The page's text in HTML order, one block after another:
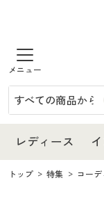
商品を探す
レディース
レディースファッ
インナー・下着
インナー・下着通
メンズ
レディース
レディース
レディース通販す
レディースファッ
インナー・下着
インナー・下着通
女性下着
メンズ
メンズ通販すべて
家電・雑貨
トップ 特集 コー